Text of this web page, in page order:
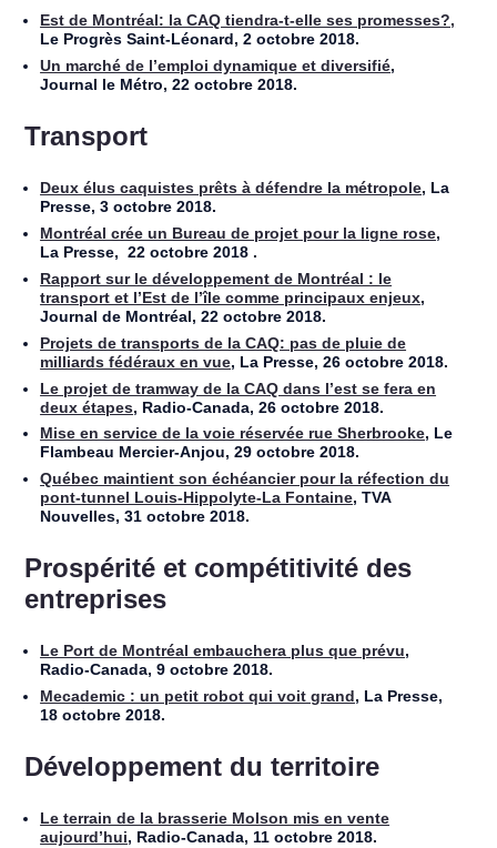
Est de Montréal: la CAQ tiendra-t-elle ses promesses?,
Le Progrès Saint-Léonard, 2 octobre 2018.
Un marché de l’emploi dynamique et diversifié,
Journal le Métro, 22 octobre 2018.
Transport
Deux élus caquistes prêts à défendre la métropole, La
Presse, 3 octobre 2018.
Montréal crée un Bureau de projet pour la ligne rose,
La Presse, 22 octobre 2018 .
Rapport sur le développement de Montréal : le
transport et l’Est de l’île comme principaux enjeux,
Journal de Montréal, 22 octobre 2018.
Projets de transports de la CAQ: pas de pluie de
milliards fédéraux en vue, La Presse, 26 octobre 2018.
Le projet de tramway de la CAQ dans l’est se fera en
deux étapes, Radio-Canada, 26 octobre 2018.
Mise en service de la voie réservée rue Sherbrooke, Le
Flambeau Mercier-Anjou, 29 octobre 2018.
Québec maintient son échéancier pour la réfection du
pont-tunnel Louis-Hippolyte-La Fontaine, TVA
Nouvelles, 31 octobre 2018.
Prospérité et compétitivité des
entreprises
Le Port de Montréal embauchera plus que prévu,
Radio-Canada, 9 octobre 2018.
Mecademic : un petit robot qui voit grand , La Presse,
18 octobre 2018.
Développement du territoire
Le terrain de la brasserie Molson mis en vente
aujourd’hui, Radio-Canada, 11 octobre 2018.